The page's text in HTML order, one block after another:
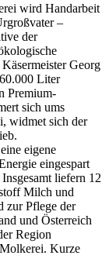
wird Handarbeit
–
der
Georg
Liter
Premium-
sich ums
widmet sich der
eigene
eingespart
liefern 12
Milch und
zur Pflege der
und Österreich
Region
Kurze